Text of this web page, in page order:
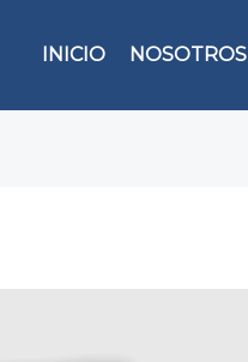
INICIO NOSOTROS